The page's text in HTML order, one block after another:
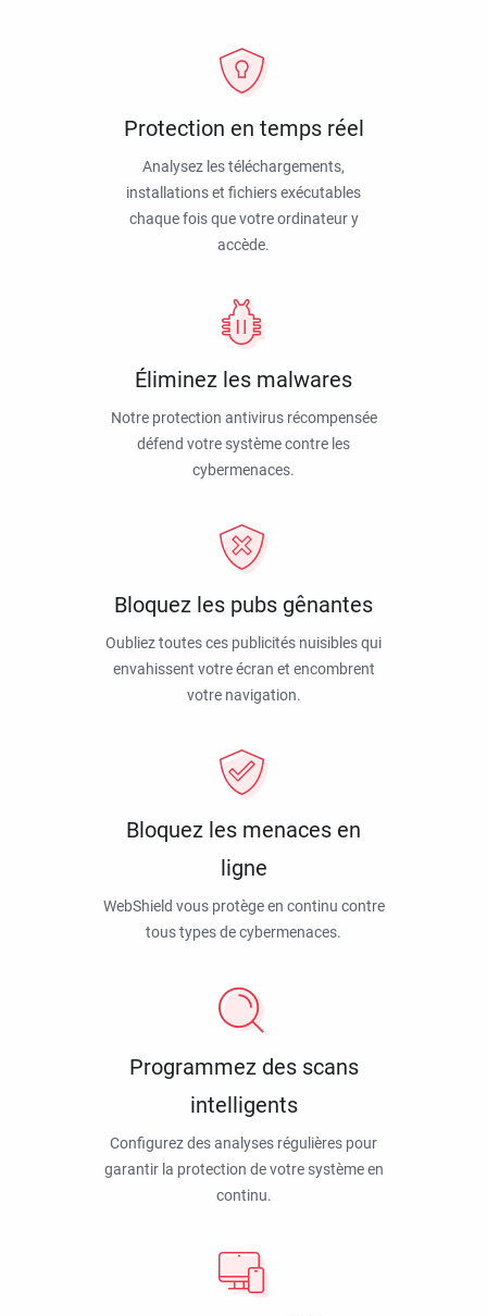
Protection en temps réel
Analysez les téléchargements,
installations et fichiers exécutables
chaque fois que votre ordinateur y
accède.
Éliminez les malwares
Notre protection antivirus récompensée
défend votre système contre les
cybermenaces.
Bloquez les pubs gênantes
Oubliez toutes ces publicités nuisibles qui
envahissent votre écran et encombrent
votre navigation.
Bloquez les menaces en
ligne
WebShield vous protège en continu contre
tous types de cybermenaces.
Programmez des scans
intelligents
Configurez des analyses régulières pour
garantir la protection de votre système en
continu.